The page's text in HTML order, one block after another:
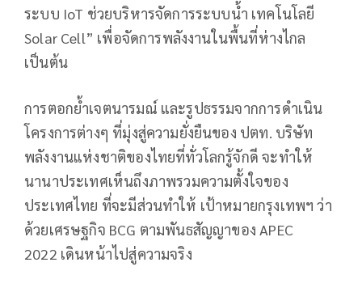
ระบบ IoT ช่วยบริหารจัดการระบบน้ำ เทคโนโลยี
Solar Cell” เพื่อจัดการพลังงานในพื้นที่ห่างไกล
เป็นต้น
การตอกย้ำเจตนารมณ์ และรูปธรรมจากการดำเนิน
โครงการต่างๆ ที่มุ่งสู่ความยั่งยืนของ ปตท. บริษัท
พลังงานแห่งชาติของไทยที่ทั่วโลกรู้จักดี จะทำให้
นานาประเทศเห็นถึงภาพรวมความตั้งใจของ
ประเทศไทย ที่จะมีส่วนทำให้ เป้าหมายกรุงเทพฯ ว่า
ด้วยเศรษฐกิจ BCG ตามพันธสัญญาของ APEC
2022 เดินหน้าไปสู่ความจริง